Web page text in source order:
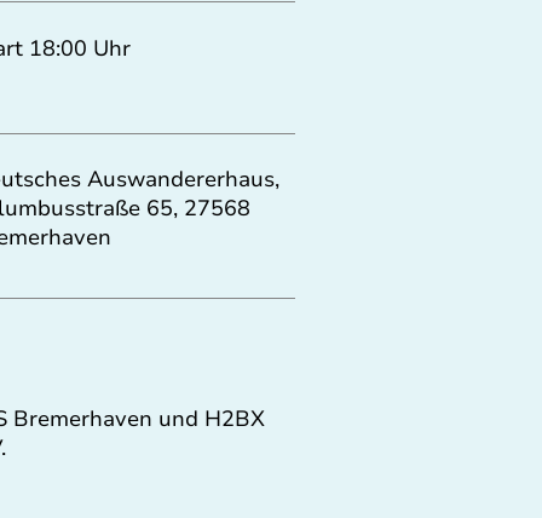
18:00 Uhr
Auswandererhaus,
65, 27568
Bremerhaven und H2BX